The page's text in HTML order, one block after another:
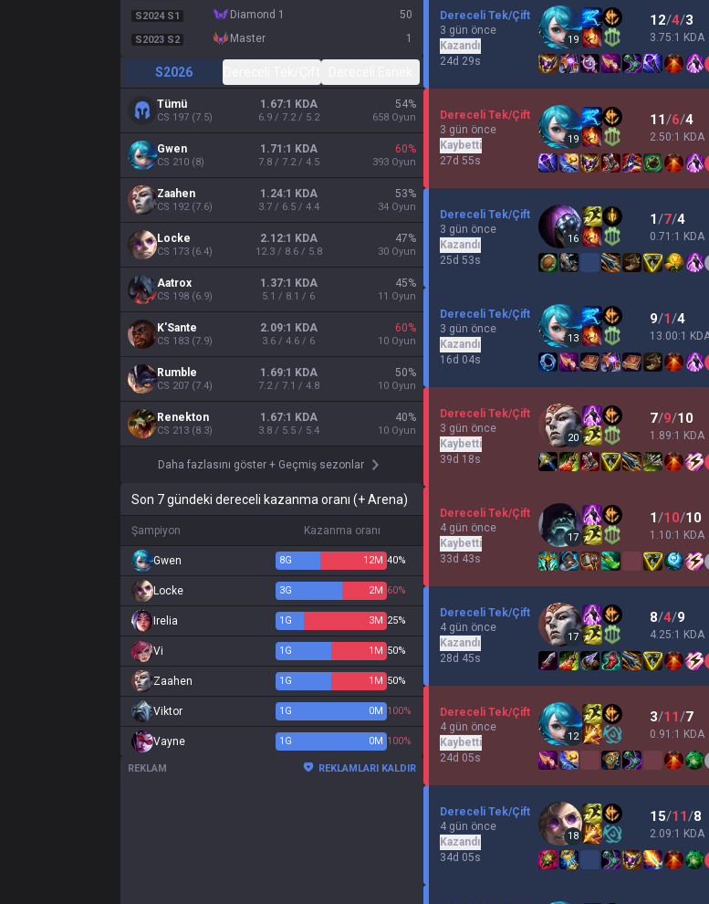
S2024 S1 diamond 1 50
S2023 S2 master 1
S2026
Tümü
CS 197 (7.5)
1.67:1 KDA
6.9 / 7.2 / 5.2
54%
658 Oyun
Gwen
CS 210 (8)
1.71:1 KDA
7.8 / 7.2 / 4.5
60%
393 Oyun
Zaahen
CS 192(7.6)
1.24:1 KDA
3.7 / 6.5 / 4.4
53%
34 Oyun
Locke
CS 173 (6.4)
2.12:1 KDA
12.3 / 8.6 / 5.8
47%
30 Oyun
Aatrox
CS 198 (6.9)
1.37:1 KDA
5.1 / 8.1 / 6
45%
11 Oyun
K'Sante
CS 183 (7.9)
2.09:1 KDA
3.6 / 4.6 / 6
60%
10 Oyun
Rumble
CS 207 (7.4)
1.69:1 KDA
7.2 / 7.1 / 4.8
50%
10 Oyun
Renekton
CS 213 (8.3)
1.67:1 KDA
3.8 / 5.5 / 5.4
40%
10 Oyun
Daha fazlasını göster + Geçmiş sezonlar
Son 7 gündeki dereceli kazanma oranı (+ Arena)
Şampiyon Kazanma oranı
Gwen 8G 12M 40%
Locke 3G 2M 60%
Irelia 1 G 3M 25%
Vi 1 G 1 M 50%
Zaahen 1 G 1 M 50%
Viktor 1 G 0M 100%
Vayne 1 G 0M 100%
REKLAM REKLAMLARI KALDIR
Dereceli Tek/Çift
3 gün önce
Kazandı
24d 29s
19
12/4/3
3.75:1 KDA
Dereceli Tek/Çift
3 gün önce
Kaybetti
27d 55s
19
11/6/4
2.50:1 KDA
Dereceli Tek/Çift
3 gün önce
Kazandı
25d 53s
16
1/7/4
0.71:1 KDA
Dereceli Tek/Çift
3 gün önce
Kazandı
16d 04s
13
9/1/4
13.00:1
Dereceli Tek/Çift
3 gün önce
Kaybetti
39d 18s
20
7/9/10
1.89:1 KDA
Dereceli Tek/Çift
4 gün önce
Kaybetti
33d 43s
17
1/10/10
1.10:1 KDA
Dereceli Tek/Çift
4 gün önce
Kazandı
28d 45s
17
8/4/9
4.25:1 KDA
Dereceli Tek/Çift
4 gün önce
Kaybetti
24d 05s
12
3/11/7
0.91:1 KDA
Dereceli Tek/Çift
4 gün önce
Kazandı
34d 05s
18
15/11/8
2.09:1 KDA